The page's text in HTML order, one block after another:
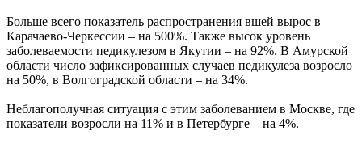
Больше всего показатель распространения вшей вырос в
Карачаево-Черкессии – на 500%. Также высок уровень
заболеваемости педикулезом в Якутии – на 92%. В Амурской
области число зафиксированных случаев педикулеза возросло
на 50%, в Волгоградской области – на 34%.
Неблагополучная ситуация с этим заболеванием в Москве, где
показатели возросли на 11% и в Петербурге – на 4%.